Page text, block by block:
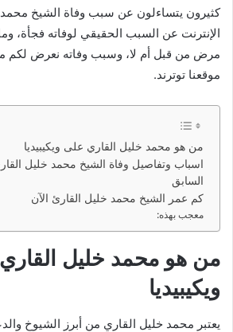
كثيرون يتساءلون عن سبب وفاة الشيخ
الإنترنت عن السبب الحقيقي لوفاته فجأة،
مرض من قبل أم لا، وسبب وفاته نعرض لكم
موقعنا توترند.
من هو محمد خليل القاري على ويكيبيديا
اسباب وتفاصيل وفاة الشيخ محمد خليل
السابق
كم عمر الشيخ محمد خليل القارئ الآن
معجب بهذه:
من هو محمد خليل
ويكيبيديا
يعتبر محمد خليل القاري من أبرز الشيوخ